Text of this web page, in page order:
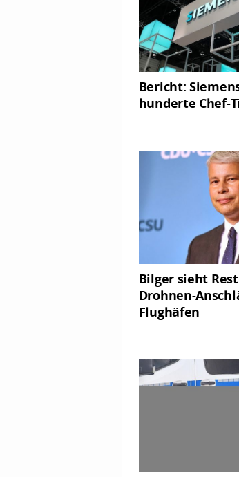
Bericht:
hunderte Chef-
Bilger sieht
Drohnen-
Flughäfen